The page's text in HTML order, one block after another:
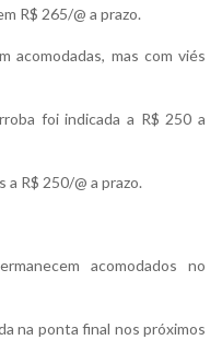
R$ 265/@ a prazo.
acomodadas, mas com viés
foi indicada a R$ 250 a
R$ 250/@ a prazo.
acomodados no
na ponta final nos próximos